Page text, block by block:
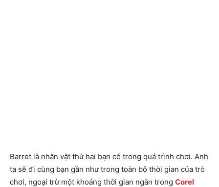
Barret là nhân vật thứ hai bạn có trong quá trình chơi. Anh
ta sẽ đi cùng bạn gần như trong toàn bộ thời gian của trò
chơi, ngoại trừ một khoảng thời gian ngắn trong Corel